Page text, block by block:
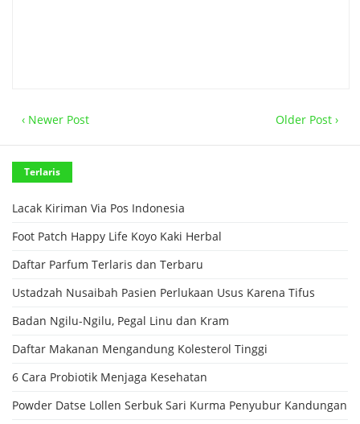
‹ Newer Post Older Post ›
Terlaris
Lacak Kiriman Via Pos Indonesia
Foot Patch Happy Life Koyo Kaki Herbal
Daftar Parfum Terlaris dan Terbaru
Ustadzah Nusaibah Pasien Perlukaan Usus Karena Tifus
Badan Ngilu-Ngilu, Pegal Linu dan Kram
Daftar Makanan Mengandung Kolesterol Tinggi
6 Cara Probiotik Menjaga Kesehatan
Powder Datse Lollen Serbuk Sari Kurma Penyubur Kandungan